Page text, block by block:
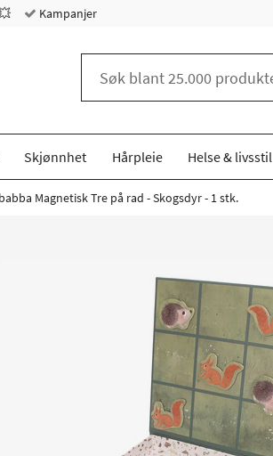
Kampanjer
Skjønnhet Hårpleie Helse & livsstil
Magnetisk Tre på rad - Skogsdyr - 1 stk.